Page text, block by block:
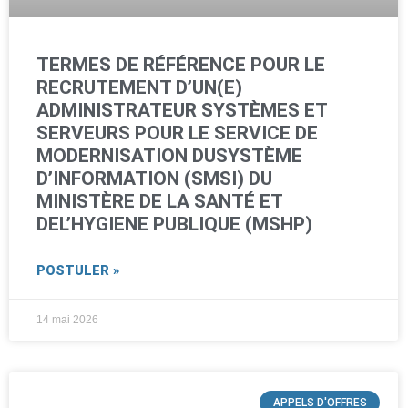
TERMES DE RÉFÉRENCE POUR LE
RECRUTEMENT D’UN(E)
ADMINISTRATEUR SYSTÈMES ET
SERVEURS POUR LE SERVICE DE
MODERNISATION DUSYSTÈME
D’INFORMATION (SMSI) DU
MINISTÈRE DE LA SANTÉ ET
DEL’HYGIENE PUBLIQUE (MSHP)
POSTULER »
14 mai 2026
APPELS D'OFFRES